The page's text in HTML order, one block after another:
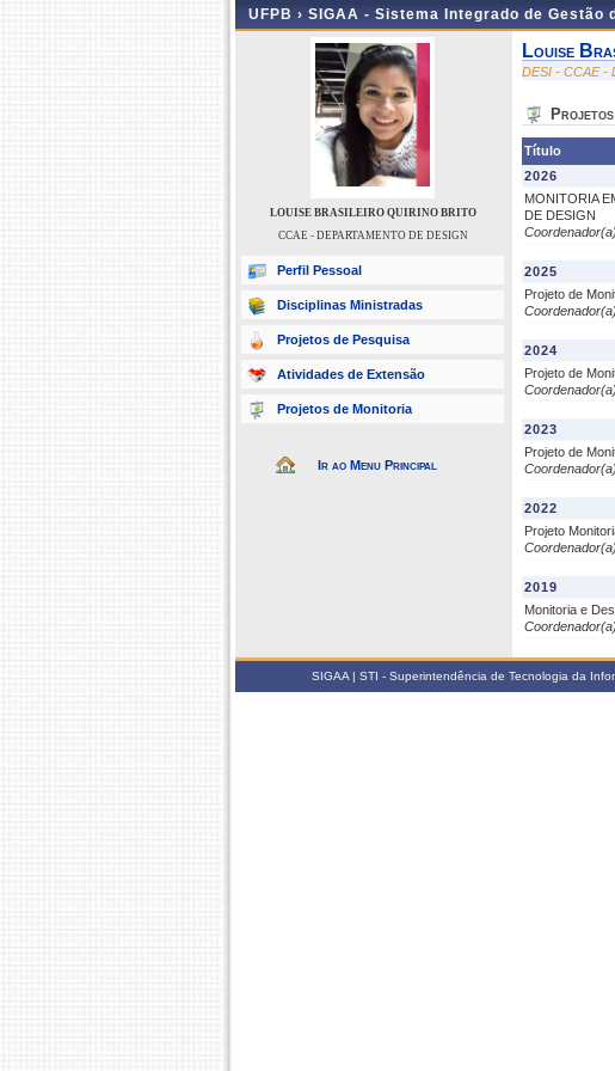
UFPB › SIGAA - Sistema Integrado de Gestão
LOUISE BRASILEIRO QUIRINO BRITO
CCAE - DEPARTAMENTO DE DESIGN
Perfil Pessoal
Disciplinas Ministradas
Projetos de Pesquisa
Atividades de Extensão
Projetos de Monitoria
Ir ao Menu Principal
Louise
DESI - CCAE -
Título
2026
MONITORIA
DE DESIGN
2025
Projeto de
2024
Projeto de
2023
Projeto de
2022
Projeto
2019
Monitoria e
SIGAA | STI - Superintendência de Tecnologia da